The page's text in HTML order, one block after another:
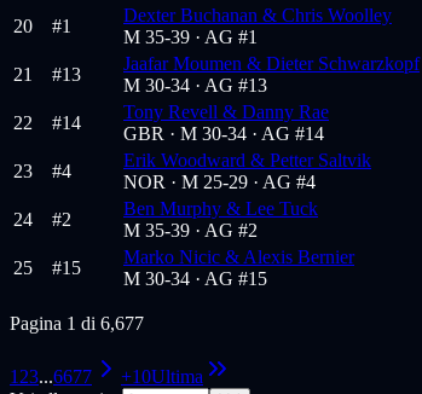
20 #1
Dexter Buchanan & Chris Woolley
M 35-39 · AG #1
21 #13
Jaafar Moumen & Dieter Schwarzkopf
M 30-34 · AG #13
22 #14
Tony Revell & Danny Rae
GBR · M 30-34 · AG #14
23 #4
Erik Woodward & Petter Saltvik
NOR · M 25-29 · AG #4
24 #2
Ben Murphy & Lee Tuck
M 35-39 · AG #2
25 #15
Marko Nicic & Alexis Bernier
M 30-34 · AG #15
Pagina 1 di 6,677
1 23...6677 +10Ultima